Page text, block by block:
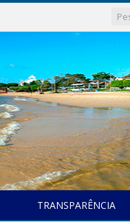
TRANSPARÊNCIA